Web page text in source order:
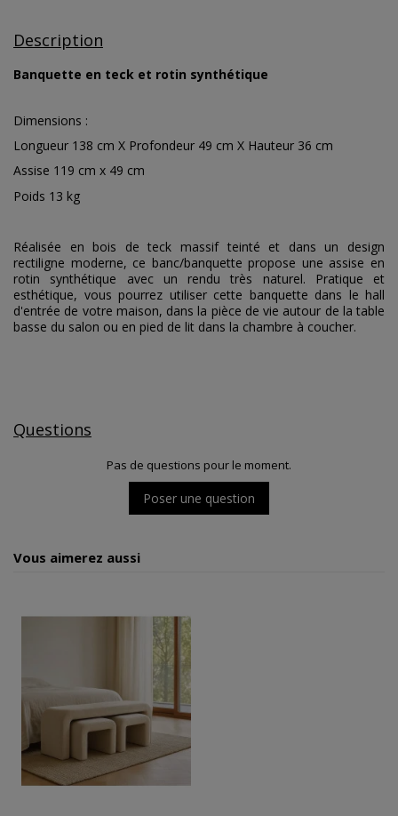
Description
Banquette en teck et rotin synthétique
Dimensions :
Longueur 138 cm X Profondeur 49 cm X Hauteur 36 cm
Assise 119 cm x 49 cm
Poids 13 kg
Réalisée en bois de teck massif teinté et dans un design
rectiligne moderne, ce banc/banquette propose une assise en
rotin synthétique avec un rendu très naturel. Pratique et
esthétique, vous pourrez utiliser cette banquette dans le hall
d'entrée de votre maison, dans la pièce de vie autour de la table
basse du salon ou en pied de lit dans la chambre à coucher.
Questions
Pas de questions pour le moment.
Poser une question
Vous aimerez aussi